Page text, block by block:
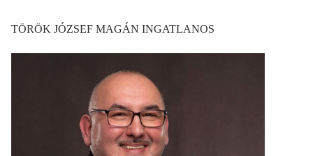
TÖRÖK JÓZSEF MAGÁN INGATLANOS